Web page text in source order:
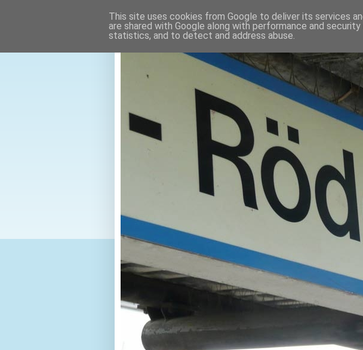
This site uses cookies from Google to deliver its services
are shared with Google along with performance and
statistics, and to detect and address abuse.